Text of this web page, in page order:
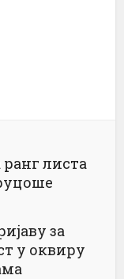
ранг листа
за
у оквиру